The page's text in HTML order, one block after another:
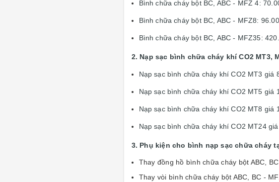
Bình chữa cháy bột BC, ABC - MFZ 4:
Bình chữa cháy bột BC, ABC - MFZ8:
Bình chữa cháy bột BC, ABC - MFZ35:
2. Nạp sạc bình chữa cháy khí CO2 MT3,
Nạp sạc bình chữa cháy khí CO2 MT3 giá
Nạp sạc bình chữa cháy khí CO2 MT5 giá
Nạp sạc bình chữa cháy khí CO2 MT8 giá
Nạp sạc bình chữa cháy khí CO2 MT24
3. Phụ kiện cho bình nạp sạc chữa cháy
Thay đồng hồ bình chữa cháy bột ABC,
Thay vòi bình chữa cháy bột ABC, BC -